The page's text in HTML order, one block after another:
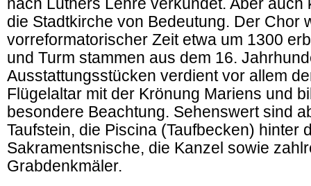
nach Luthers Lehre verkündet. Aber auch
die Stadtkirche von Bedeutung. Der Chor
vorreformatorischer Zeit etwa um 1300
und Turm stammen aus dem 16.
Ausstattungsstücken verdient vor allem
Flügelaltar mit der Krönung Mariens und
besondere Beachtung. Sehenswert sind
Taufstein, die Piscina (Taufbecken) hinter
Sakramentsnische, die Kanzel sowie
Grabdenkmäler.